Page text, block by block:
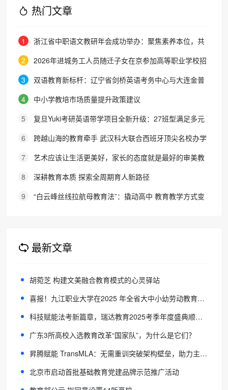
热门文章
1
浙江省中职语文教研年会成功举办：聚焦素养本位，共
探职教语文教学新路径
2
2026年进城务工人员随迁子女在京参加高等职业学校招
生考试报名通知
3
双语教育新标杆：辽宁省剑桥英语考务中心与大连金普
新区华美双语学校签约剑桥英语体系教学示范学校
4
中小学教培市场质量提升政策建议
5
复旦Yuki考研英语带学项目全新升级：27班型满足多元
需求，协议保障助力考研梦想
6
跨越山海的教育牵手 武汉科大联合西班牙顶尖名校办学
院，首届新生入学
7
艺术应该让生活更美好，家长的态度就是最好的审美教
育！
8
深耕教育本质 探索全周期育人新路径
9
“白云峰丝线拉航母教育法”：撬动高中 教育教学方式变
最新文章
胡菀芝 构建文美融合教育模式的心灵驿站
喜报！九江职业大学在2025 年全省大中小幼劳动教育宣传展示作品征集评选活动中荣获两项省级荣誉
科技赋能法考新篇章，瑞达教育2025考季年度盛典顺利收官
广东3所高校入选教育改革“国家队”，为什么是它们？
昇腾赋能 TransMLA：无需重训突破架构壁垒，助力主流大模型高效适配 MLA
北京市启动首批基础教育党建品牌示范推广活动